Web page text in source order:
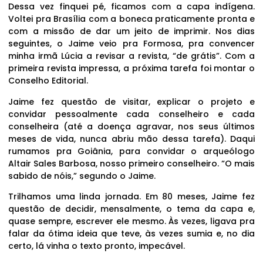
Dessa vez finquei pé, ficamos com a capa indígena.
Voltei pra Brasília com a boneca praticamente pronta e
com a missão de dar um jeito de imprimir. Nos dias
seguintes, o Jaime veio pra Formosa, pra convencer
minha irmã Lúcia a revisar a revista, “de grátis”. Com a
primeira revista impressa, a próxima tarefa foi montar o
Conselho Editorial.
Jaime fez questão de visitar, explicar o projeto e
convidar pessoalmente cada conselheiro e cada
conselheira (até a doença agravar, nos seus últimos
meses de vida, nunca abriu mão dessa tarefa). Daqui
rumamos pra Goiânia, para convidar o arqueólogo
Altair Sales Barbosa, nosso primeiro conselheiro. “O mais
sabido de nóis,” segundo o Jaime.
Trilhamos uma linda jornada. Em 80 meses, Jaime fez
questão de decidir, mensalmente, o tema da capa e,
quase sempre, escrever ele mesmo. Às vezes, ligava pra
falar da ótima ideia que teve, às vezes sumia e, no dia
certo, lá vinha o texto pronto, impecável.